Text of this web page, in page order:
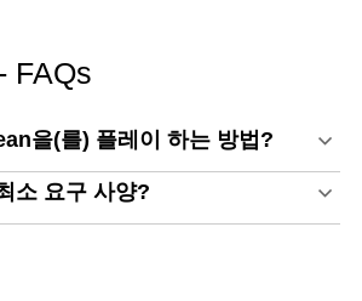
FAQs
을(를) 플레이 하는 방법?
소 요구 사양?